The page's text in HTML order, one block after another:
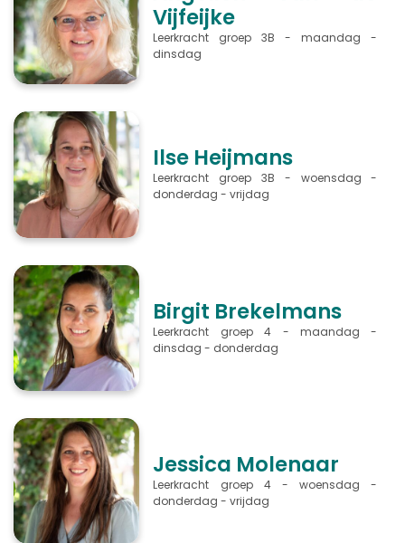
Vijfeijke
Leerkracht groep 3B - maandag -
dinsdag
Ilse Heijmans
Leerkracht groep 3B - woensdag -
Birgit Brekelmans
Leerkracht groep 4 - maandag -
dinsdag - donderdag
Jessica Molenaar
Leerkracht groep 4 - woensdag -
donderdag - vrijdag